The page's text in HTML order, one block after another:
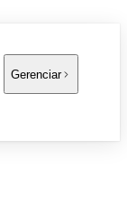
Gerenciar